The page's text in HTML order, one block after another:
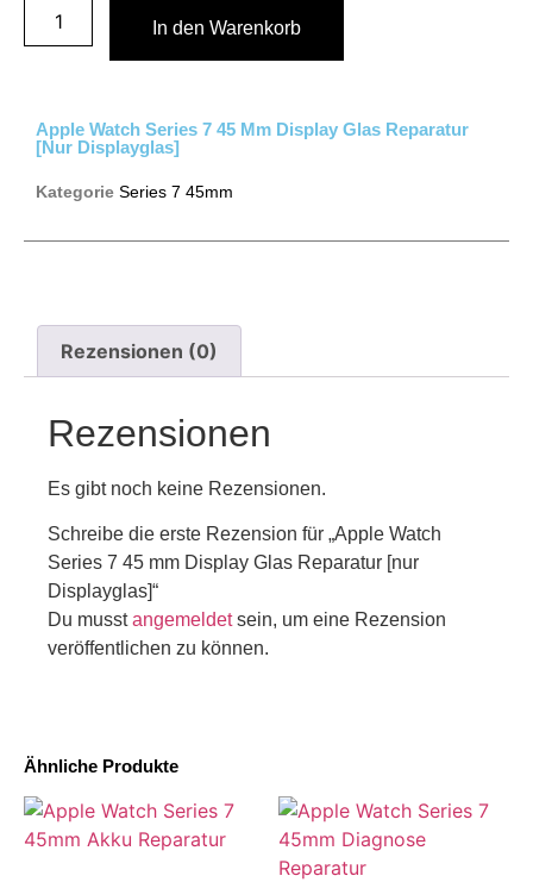
In den Warenkorb
Ähnliche Produkte
Apple Watch Series 7 45 Mm Display Glas Reparatur
[nur Displayglas]
Kategorie Series 7 45mm
Rezensionen (0)
Rezensionen
Es gibt noch keine Rezensionen.
Schreibe die erste Rezension für „Apple Watch
Series 7 45 mm Display Glas Reparatur [nur
Displayglas]“
Du musstangemeldetsein, um eine Rezension
veröffentlichen zu können.